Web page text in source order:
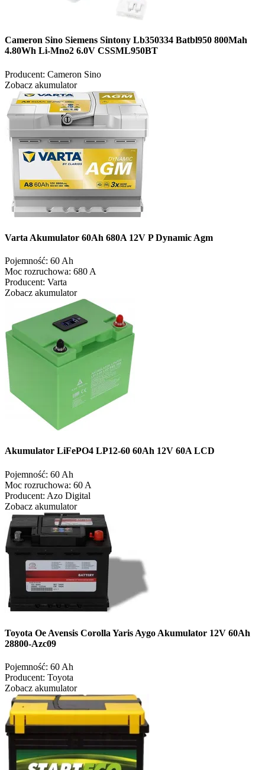
Cameron Sino Siemens Sintony Lb350334 Batbl950 800Mah
4.80Wh Li-Mno2 6.0V CSSML950BT
Producent: Cameron Sino
Zobacz akumulator
Varta Akumulator 60Ah 680A 12V P Dynamic Agm
Pojemność: 60 Ah
Moc rozruchowa: 680 A
Producent: Varta
Zobacz akumulator
Akumulator LiFePO4 LP12-60 60Ah 12V 60A LCD
Pojemność: 60 Ah
Moc rozruchowa: 60 A
Producent: Azo Digital
Zobacz akumulator
Toyota Oe Avensis Corolla Yaris Aygo Akumulator 12V 60Ah
28800-Azc09
Pojemność: 60 Ah
Producent: Toyota
Zobacz akumulator